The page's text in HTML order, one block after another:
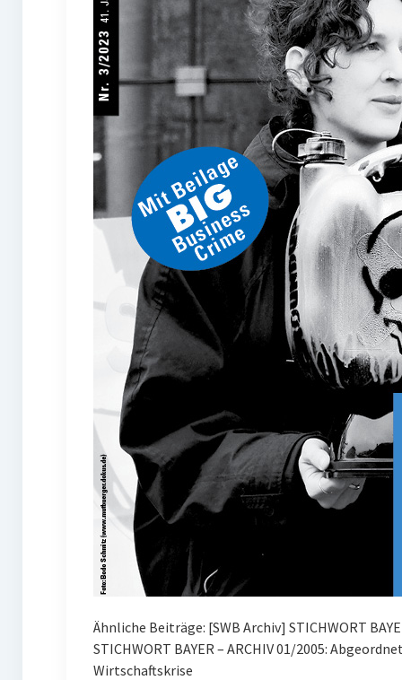
Ähnliche Beiträge: [SWB Archiv] STICHWORT
STICHWORT BAYER – ARCHIV 01/2005:
Wirtschaftskrise